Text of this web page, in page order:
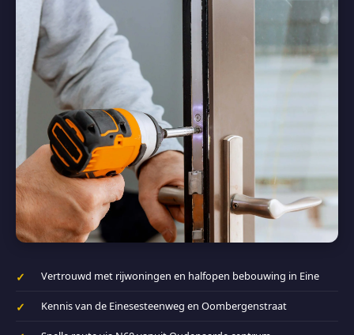
Vertrouwd met rijwoningen en halfopen bebouwing in Eine
Kennis van de Einesesteenweg en Oombergenstraat